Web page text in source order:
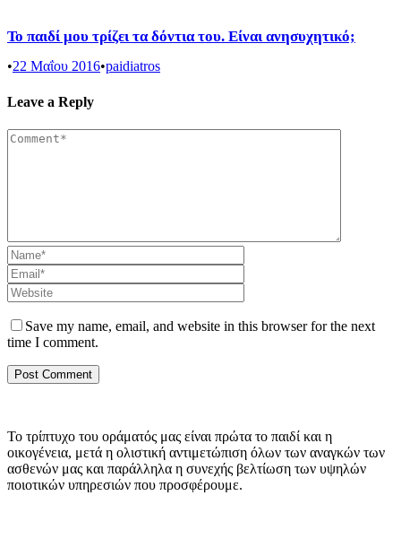
Το παιδί μου τρίζει τα δόντια του. Είναι ανησυχητικό;
•22 Μαΐου 2016•paidiatros
Leave a Reply
Save my name, email, and website in this browser for the next
time I comment.
Το τρίπτυχο του οράματός μας είναι πρώτα το παιδί και η
οικογένεια, μετά η ολιστική αντιμετώπιση όλων των αναγκών των
ασθενών μας και παράλληλα η συνεχής βελτίωση των υψηλών
ποιοτικών υπηρεσιών που προσφέρουμε.